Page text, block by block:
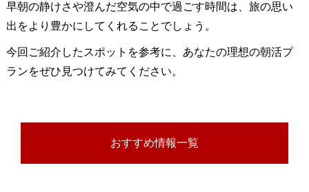
早朝の静けさや澄んだ空気の中で過ごす時間は、旅の思い
出をより豊かにしてくれることでしょう。
今回ご紹介したスポットを参考に、あなたの理想の朝活プ
ランをぜひ見つけてみてください。
おすすめ情報一覧